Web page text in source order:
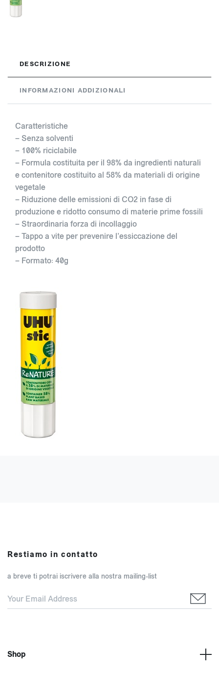
DESCRIZIONE
INFORMAZIONI ADDIZIONALI
Caratteristiche
– Senza solventi
– 100% riciclabile
– Formula costituita per il 98% da ingredienti naturali
e contenitore costituito al 58% da materiali di origine
vegetale
– Riduzione delle emissioni di CO2 in fase di
produzione e ridotto consumo di materie prime fossili
– Straordinaria forza di incollaggio
– Tappo a vite per prevenire l’essiccazione del
prodotto
– Formato: 40g
Restiamo in contatto
a breve ti potrai iscrivere alla nostra mailing-list
Shop